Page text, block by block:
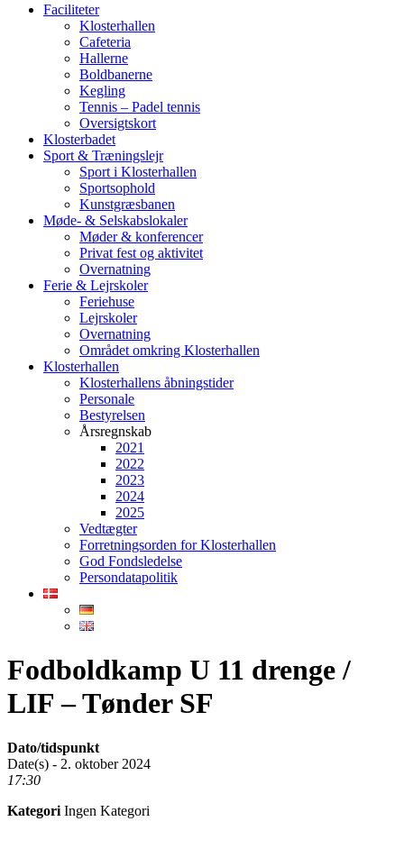
Faciliteter
Klosterhallen
Cafeteria
Hallerne
Boldbanerne
Kegling
Tennis – Padel tennis
Oversigtskort
Klosterbadet
Sport & Træningslejr
Sport i Klosterhallen
Sportsophold
Kunstgræsbanen
Møde- & Selskabslokaler
Møder & konferencer
Privat fest og aktivitet
Overnatning
Ferie & Lejrskoler
Feriehuse
Lejrskoler
Overnatning
Området omkring Klosterhallen
Klosterhallen
Klosterhallens åbningstider
Personale
Bestyrelsen
Årsregnskab
2021
2022
2023
2024
2025
Vedtægter
Forretningsorden for Klosterhallen
God Fondsledelse
Persondatapolitik
Fodboldkamp U 11 drenge /
LIF – Tønder SF
Dato/tidspunkt
Date(s) - 2. oktober 2024
17:30
Kategori Ingen Kategori